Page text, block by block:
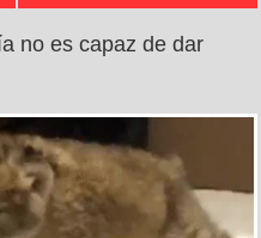
no es capaz de dar